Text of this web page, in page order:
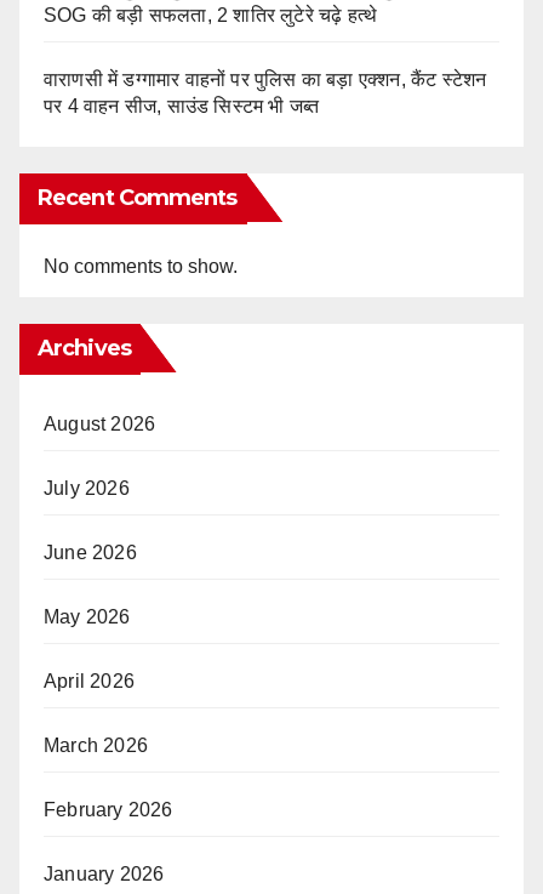
SOG की बड़ी सफलता, 2 शातिर लुटेरे चढ़े हत्थे
वाराणसी में डग्गामार वाहनों पर पुलिस का बड़ा एक्शन, कैंट स्टेशन
पर 4 वाहन सीज, साउंड सिस्टम भी जब्त
Recent Comments
No comments to show.
Archives
August 2026
July 2026
June 2026
May 2026
April 2026
March 2026
February 2026
January 2026